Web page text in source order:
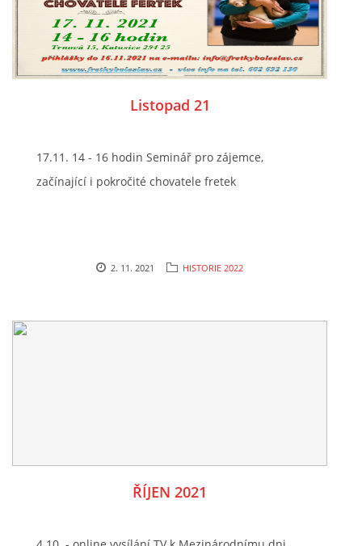
Listopad 21
17.11. 14 - 16 hodin Seminář pro zájemce,
začínající i pokročité chovatele fretek
2. 11. 2021 HISTORIE 2022
ŘÍJEN 2021